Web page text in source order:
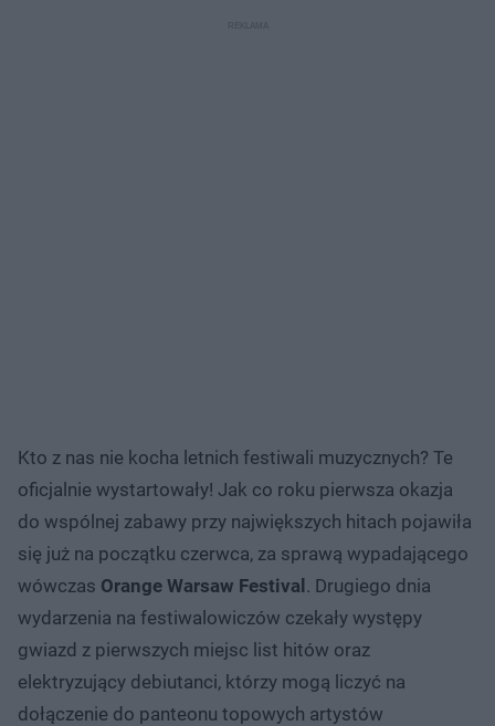
Kto z nas nie kocha letnich festiwali muzycznych? Te
oficjalnie wystartowały! Jak co roku pierwsza okazja
do wspólnej zabawy przy największych hitach pojawiła
się już na początku czerwca, za sprawą wypadającego
wówczas Orange Warsaw Festival. Drugiego dnia
wydarzenia na festiwalowiczów czekały występy
gwiazd z pierwszych miejsc list hitów oraz
elektryzujący debiutanci, którzy mogą liczyć na
dołączenie do panteonu topowych artystów